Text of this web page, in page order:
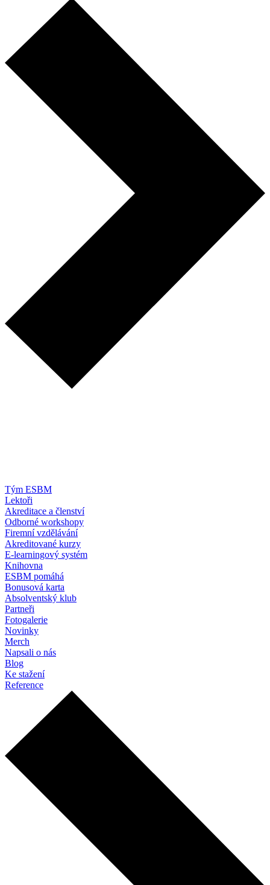
Tým ESBM
Lektoři
Akreditace a členství
Odborné workshopy
Firemní vzdělávání
Akreditované kurzy
E-learningový systém
Knihovna
ESBM pomáhá
Bonusová karta
Absolventský klub
Partneři
Fotogalerie
Novinky
Merch
Napsali o nás
Blog
Ke stažení
Reference